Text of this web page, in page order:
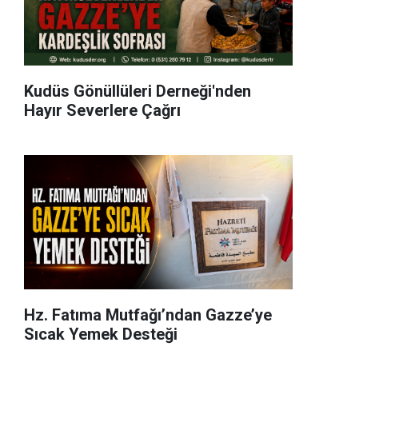
Kudüs Gönüllüleri Derneği'nden
Hayır Severlere Çağrı
Hz. Fatıma Mutfağı’ndan Gazze’ye
Sıcak Yemek Desteği